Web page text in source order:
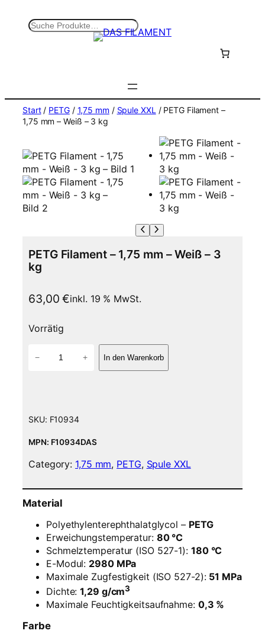
S
Start/ PETG/ 1,75 mm / Spule XXL / PETG Filament –
1,75 mm – Weiß – 3 kg
PETG Filament – 1,75 mm – Weiß – 3
kg
63,00€inkl. 19 % MwSt.
Vorrätig
i
a
e
–
e
− + In den Warenkorb
SKU: F10934
MPN: F10934DAS
Category: 1,75 mm, PETG, Spule XXL
Material
Polyethylenterephthalatglycol – PETG
Erweichungstemperatur: 80 °C
Schmelztemperatur (ISO 527-1): 180 °C
E-Modul: 2980 MPa
Maximale Zugfestigkeit (ISO 527-2): 51 MPa
Dichte:1,29 g/cm3
Maximale Feuchtigkeitsaufnahme: 0,3 %
Farbe